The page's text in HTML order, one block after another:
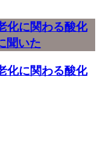
化に関わる酸化
聞いた
化に関わる酸化